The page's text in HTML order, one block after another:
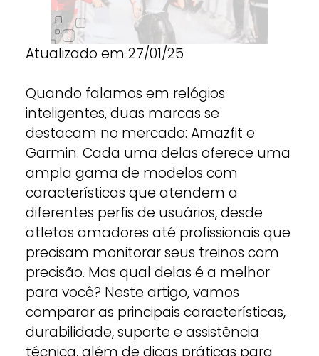
Atualizado em 27/01/25
Quando falamos em relógios
inteligentes, duas marcas se
destacam no mercado: Amazfit e
Garmin. Cada uma delas oferece uma
ampla gama de modelos com
características que atendem a
diferentes perfis de usuários, desde
atletas amadores até profissionais que
precisam monitorar seus treinos com
precisão. Mas qual delas é a melhor
para você? Neste artigo, vamos
comparar as principais características,
durabilidade, suporte e assistência